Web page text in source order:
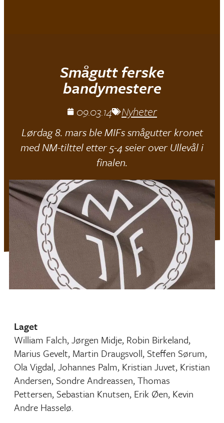
Smågutt ferske
bandymestere
09.03.14 Nyheter
Lørdag 8. mars ble MIFs smågutter kronet
med NM-tilttel etter 5-4 seier over Ullevål i
finalen.
Laget
William Falch, Jørgen Midje, Robin Birkeland,
Marius Gevelt, Martin Draugsvoll, Steffen Sørum,
Ola Vigdal, Johannes Palm, Kristian Juvet, Kristian
Andersen, Sondre Andreassen, Thomas
Pettersen, Sebastian Knutsen, Erik Øen, Kevin
Andre Hasselø.